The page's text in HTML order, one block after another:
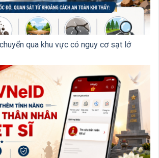
qua khu vực có nguy cơ sạt lở